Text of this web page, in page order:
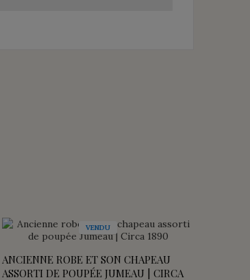
VENDU
ANCIENNE ROBE ET SON CHAPEAU
ASSORTI DE POUPÉE JUMEAU | CIRCA